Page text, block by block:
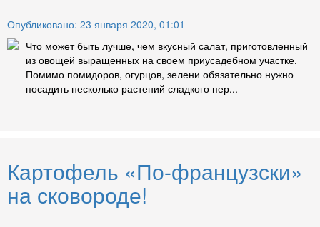
Опубликовано: 23 января 2020, 01:01
Что может быть лучше, чем вкусный салат, приготовленный
из овощей выращенных на своем приусадебном участке.
Помимо помидоров, огурцов, зелени обязательно нужно
посадить несколько растений сладкого пер...
Картофель «По-французски»
на сковороде!